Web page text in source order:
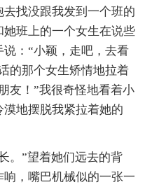
找没跟我发到一个班的
班上的一个女生在说些
：“小颖，走吧，去看
的那个女生矫情地拉着
友！”我很奇怪地看着小
地摆脱我紧拉着她的
”望着她们远去的背
，嘴巴机械似的一张一